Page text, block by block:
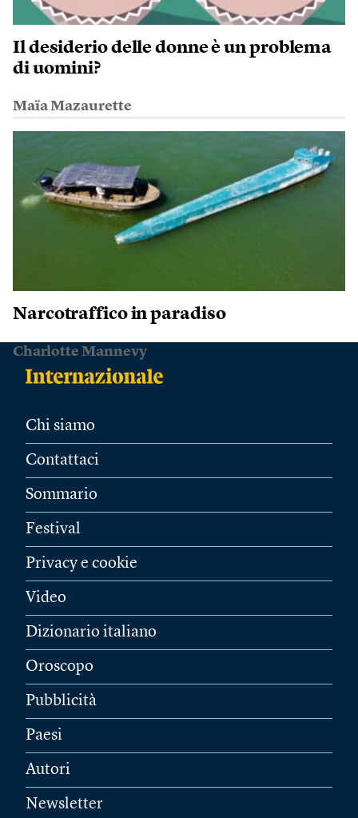
Il desiderio delle donne è un problema
di uomini?
Maïa Mazaurette
Narcotraffico in paradiso
Charlotte Mannevy
Chi siamo
Contattaci
Sommario
Festival
Privacy e cookie
Video
Dizionario italiano
Oroscopo
Pubblicità
Paesi
Autori
Newsletter